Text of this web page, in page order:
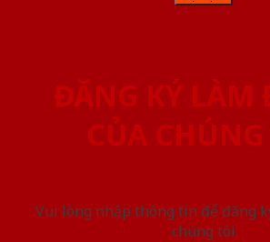
ĐĂNG KÝ LÀM
CỦA
Vui lòng nhập thông tin để đăng
chúng tôi